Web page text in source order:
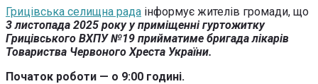
Грицівська селищна рада інформує жителів громади, що
3 листопада 2025 року у приміщенні гуртожитку
Грицівського ВХПУ №19 прийматиме бригада лікарів
Товариства Червоного Хреста України.
Початок роботи — о 9:00 годині.